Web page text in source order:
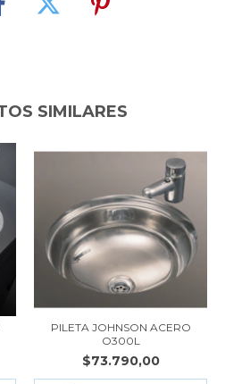
SIMILARES
PILETA JOHNSON ACERO
O300L
$73.790,00